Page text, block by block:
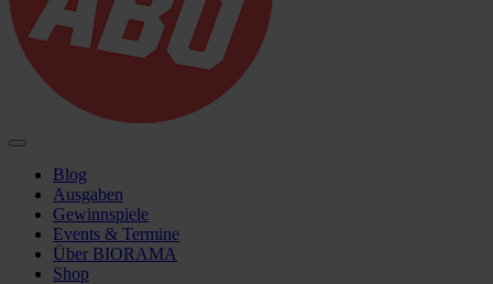
Blog
Ausgaben
Gewinnspiele
Events & Termine
Über BIORAMA
Shop